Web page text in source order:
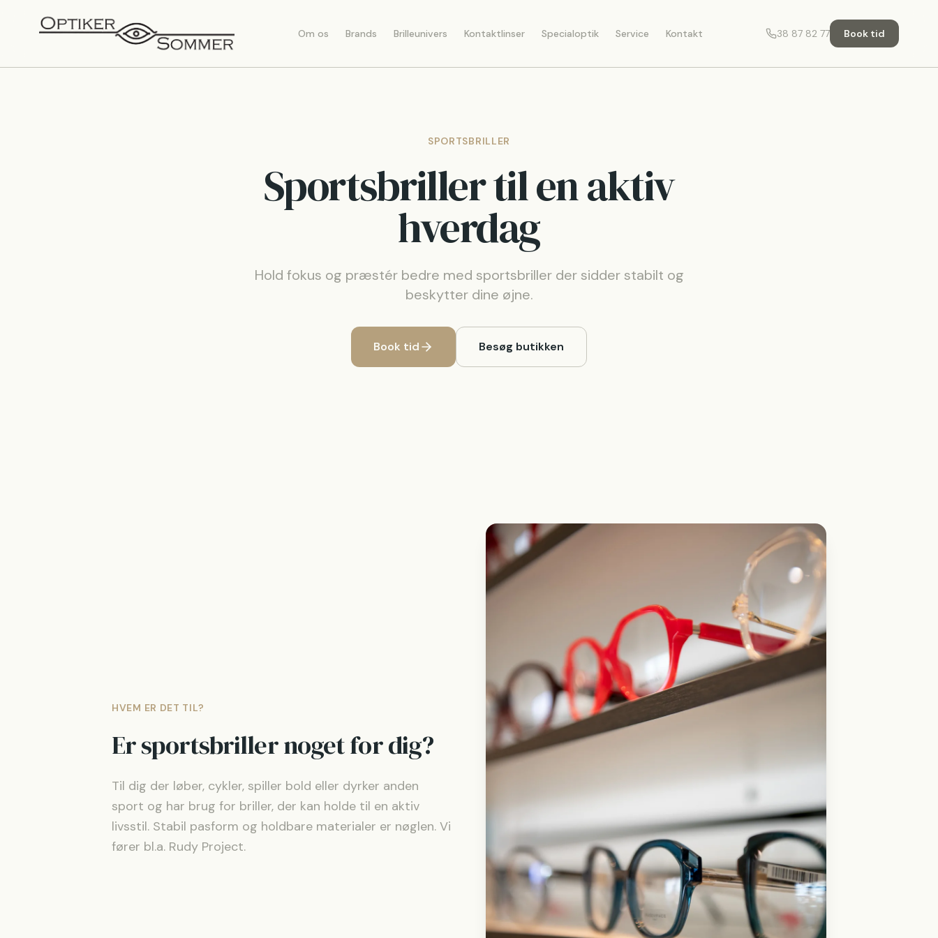
Om os Brands Brilleunivers Kontaktlinser Specialoptik Service Kontakt 38 87 82 77 Book tid
SPORTSBRILLER
Sportsbriller til en aktiv
hverdag
Hold fokus og præstér bedre med sportsbriller der sidder stabilt og
beskytter dine øjne.
Book tid Besøg butikken
HVEM ER DET TIL?
Er sportsbriller noget for dig?
Til dig der løber, cykler, spiller bold eller dyrker anden
sport og har brug for briller, der kan holde til en aktiv
livsstil. Stabil pasform og holdbare materialer er nøglen. Vi
fører bl.a. Rudy Project.